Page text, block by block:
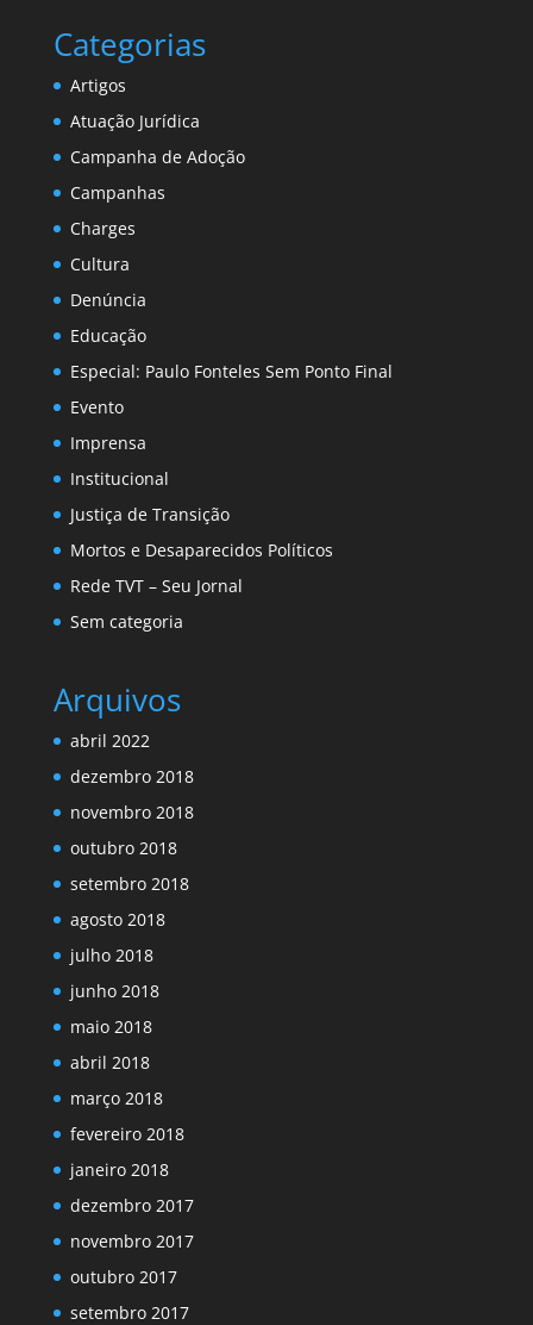
Categorias
Artigos
Atuação Jurídica
Campanha de Adoção
Campanhas
Charges
Cultura
Denúncia
Educação
Especial: Paulo Fonteles Sem Ponto Final
Evento
Imprensa
Institucional
Justiça de Transição
Mortos e Desaparecidos Políticos
Rede TVT – Seu Jornal
Sem categoria
Arquivos
abril 2022
dezembro 2018
novembro 2018
outubro 2018
setembro 2018
agosto 2018
julho 2018
junho 2018
maio 2018
abril 2018
março 2018
fevereiro 2018
janeiro 2018
dezembro 2017
novembro 2017
outubro 2017
setembro 2017